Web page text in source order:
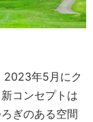
2023年5月にク
コンセプトは
ぎのある空間